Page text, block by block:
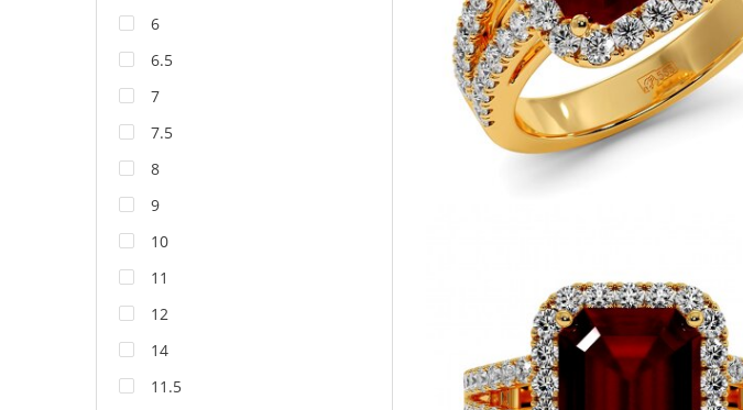
6
6.5
7
7.5
8
9
10
11
12
14
11.5